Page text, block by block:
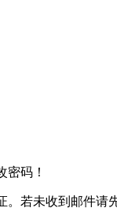
密码！
若未收到邮件请